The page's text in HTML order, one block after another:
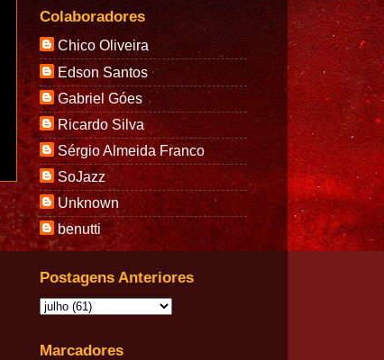
Colaboradores
Chico Oliveira
Edson Santos
Gabriel Góes
Ricardo Silva
Sérgio Almeida Franco
SoJazz
Unknown
benutti
Postagens Anteriores
Marcadores